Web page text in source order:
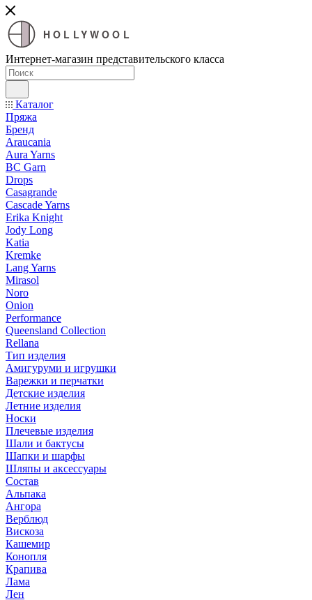
HOLLYWOOL
Интернет-магазин представительского класса
Каталог
Пряжа
Бренд
Araucania
Aura Yarns
BC Garn
Drops
Casagrande
Cascade Yarns
Erika Knight
Jody Long
Katia
Kremke
Lang Yarns
Mirasol
Noro
Onion
Performance
Queensland Collection
Rellana
Тип изделия
Амигуруми и игрушки
Варежки и перчатки
Детские изделия
Летние изделия
Носки
Плечевые изделия
Шали и бактусы
Шапки и шарфы
Шляпы и аксессуары
Состав
Альпака
Ангора
Верблюд
Вискоза
Кашемир
Конопля
Крапива
Лама
Лен